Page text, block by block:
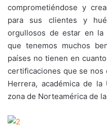
comprometiéndose y
para sus clientes y
orgullosos de estar en la
que tenemos muchos
países no tienen en
certificaciones que se nos
Herrera, académica de
zona de Norteamérica de la